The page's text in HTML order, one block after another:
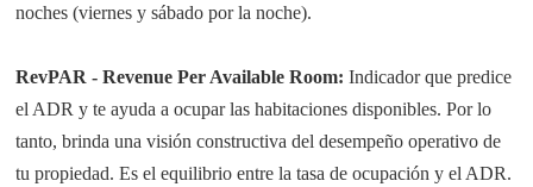
noches (viernes y sábado por la noche).
RevPAR - Revenue Per Available Room: Indicador que predice
el ADR y te ayuda a ocupar las habitaciones disponibles. Por lo
tanto, brinda una visión constructiva del desempeño operativo de
tu propiedad. Es el equilibrio entre la tasa de ocupación y el ADR.